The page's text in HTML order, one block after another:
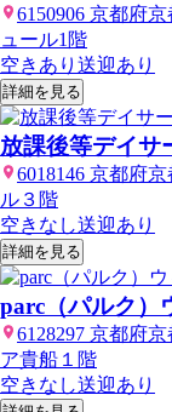
6150906 京都府
ュール1階
空きあり 送迎あり
詳細を見る
放課後等デイサ
6018146 京都府
ル３階
空きなし送迎あり
詳細を見る
parc（パルク）
6128297 京都府
ア貴船１階
空きなし送迎あり